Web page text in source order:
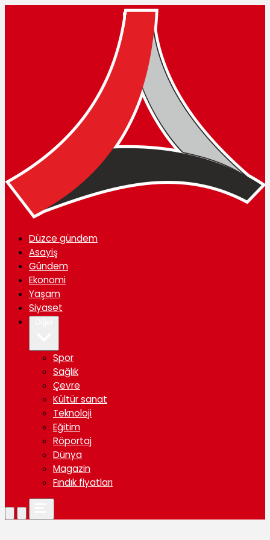
Düzce gündem
Asayiş
Gündem
Ekonomi
Yaşam
Siyaset
Spor
Sağlık
Çevre
Kültür sanat
Teknoloji
Eğitim
Röportaj
Dünya
Magazin
Fındık fiyatları